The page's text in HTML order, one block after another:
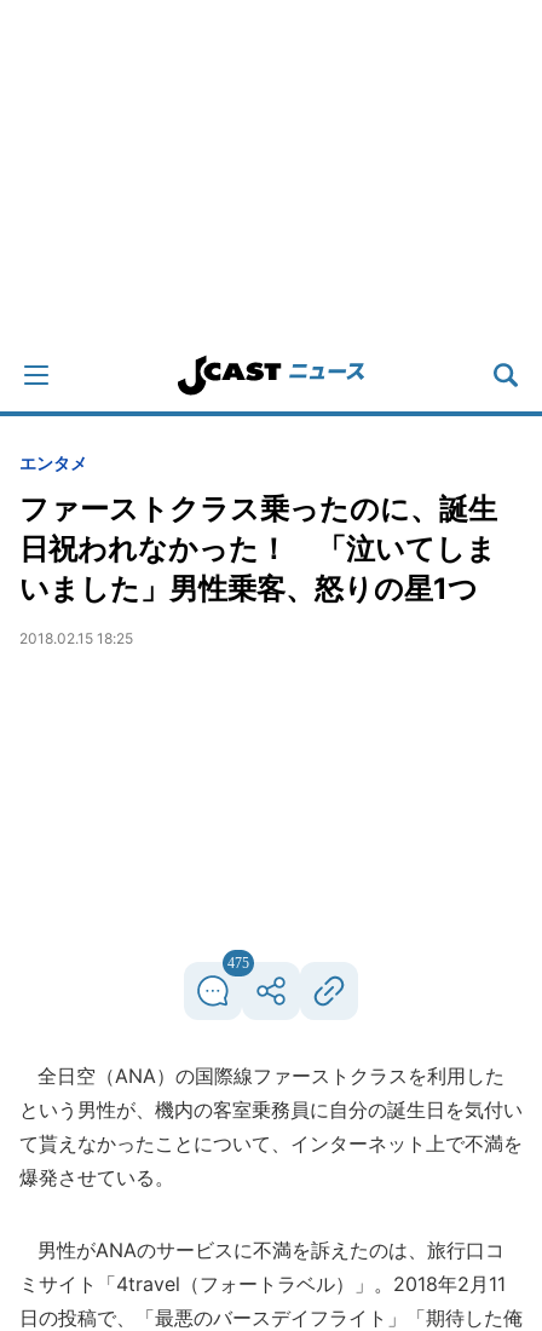
エンタメ
ファーストクラス乗ったのに、誕生
日祝われなかった！ 「泣いてしま
いました」男性乗客、怒りの星1つ
2018.02.15 18:25
475
全日空（ANA）の国際線ファーストクラスを利用した
という男性が、機内の客室乗務員に自分の誕生日を気付い
て貰えなかったことについて、インターネット上で不満を
爆発させている。
男性がANAのサービスに不満を訴えたのは、旅行口コ
ミサイト「4travel（フォートラベル）」。2018年2月11
日の投稿で、「最悪のバースデイフライト」「期待した俺